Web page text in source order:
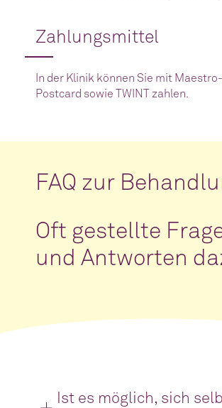
Zahlungsmittel
In der Klinik können Sie mit
Postcard sowie TWINT zahlen.
FAQ zur
Oft gestellte
und Antworten
Ist es möglich, sich